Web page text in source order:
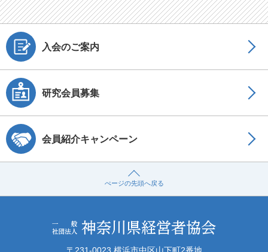
入会のご案内
研究会員募集
会員紹介キャンペーン
ぺージの先頭へ戻る
〒231-0023 横浜市中区山下町2番地